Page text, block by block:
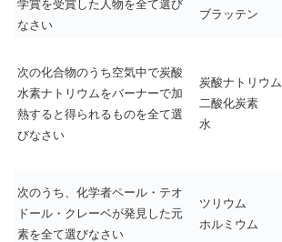
学賞を受賞した人物を全て選び
なさい
ブラッテン
次の化合物のうち空気中で炭酸
水素ナトリウムをバーナーで加
熱すると得られるものを全て選
びなさい
炭酸ナトリウム
二酸化炭素
水
次のうち、化学者ペール・テオ
ドール・クレーベが発見した元
素を全て選びなさい
ツリウム
ホルミウム